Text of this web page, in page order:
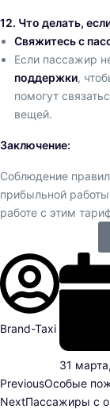
12. Что делать,
Свяжитесь с
Если пассажир
поддержки,
помогут
вещей.
Заключение:
Соблюдение
прибыльной
работе с этим
Brand-Taxi
31
PreviousОсобые
NextПассажиры с